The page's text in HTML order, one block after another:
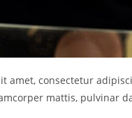
amet, consectetur
mattis, pulvinar